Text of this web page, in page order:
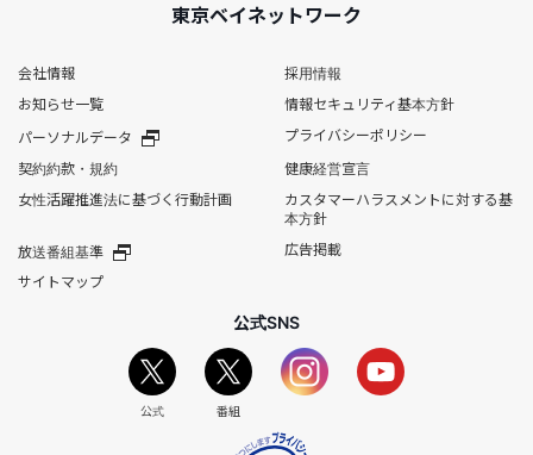
東京ベイネットワーク
会社情報
採用情報
お知らせ一覧
情報セキュリティ基本方針
パーソナルデータ
プライバシーポリシー
契約約款・規約
健康経営宣言
女性活躍推進法に基づく行動計画
カスタマーハラスメントに対する基
本方針
放送番組基準
広告掲載
サイトマップ
公式SNS
公式 番組